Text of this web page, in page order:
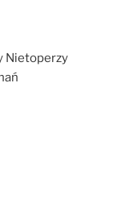
Nietoperzy